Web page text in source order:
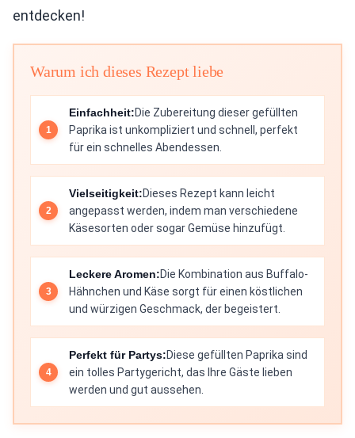
entdecken!
Warum ich dieses Rezept liebe
Einfachheit:Die Zubereitung dieser gefüllten
Paprika ist unkompliziert und schnell, perfekt
für ein schnelles Abendessen.
Vielseitigkeit:Dieses Rezept kann leicht
angepasst werden, indem man verschiedene
Käsesorten oder sogar Gemüse hinzufügt.
Leckere Aromen:Die Kombination aus Buffalo-
Hähnchen und Käse sorgt für einen köstlichen
und würzigen Geschmack, der begeistert.
Perfekt für Partys:Diese gefüllten Paprika sind
ein tolles Partygericht, das Ihre Gäste lieben
werden und gut aussehen.